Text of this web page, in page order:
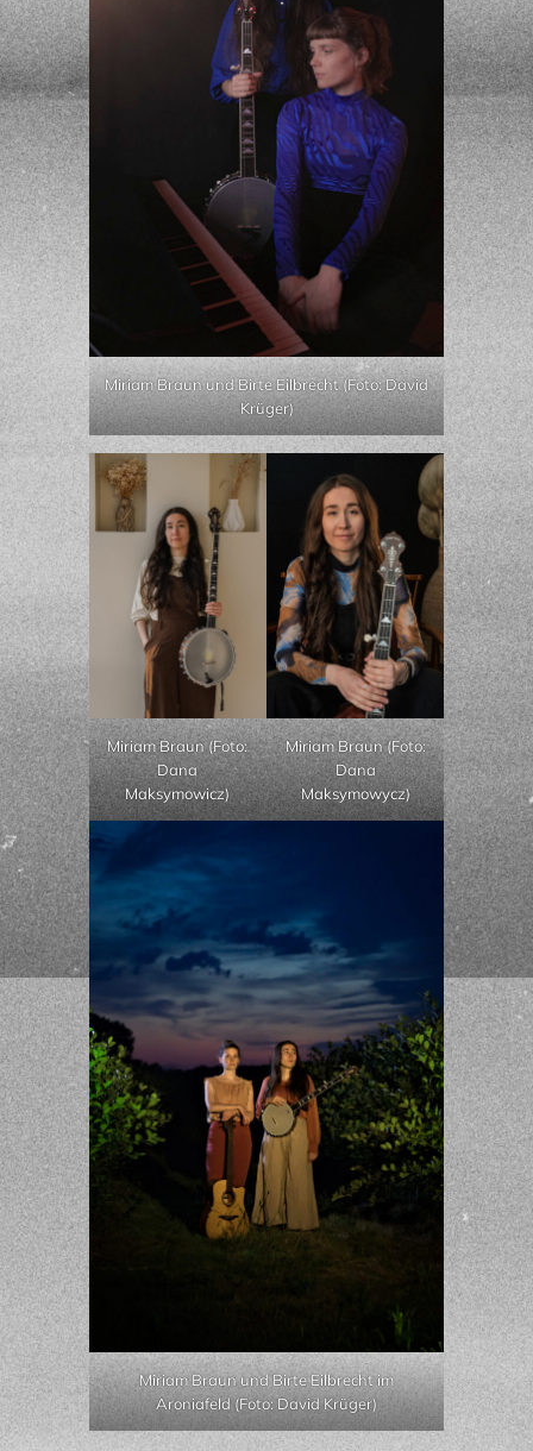
Miriam Braun und Birte Eilbrecht (Foto: David
Krüger)
Miriam Braun (Foto:
Dana
Maksymowicz)
Miriam Braun (Foto:
Dana
Maksymowycz)
Miriam Braun und Birte Eilbrecht im
Aroniafeld (Foto: David Krüger)